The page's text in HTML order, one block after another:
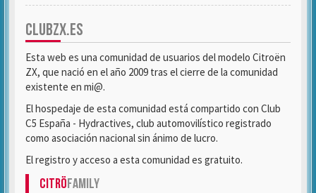
CLUBZX.ES
Esta web es una comunidad de usuarios del modelo Citroën
ZX, que nació en el año 2009 tras el cierre de la comunidad
existente en mi@.
El hospedaje de esta comunidad está compartido con Club
C5 España - Hydractives, club automovilístico registrado
como asociación nacional sin ánimo de lucro.
El registro y acceso a esta comunidad es gratuito.
CitröFamily